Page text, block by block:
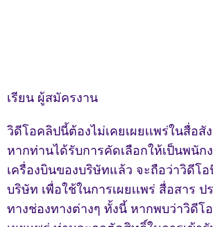
เรียน ผู้สมัครงาน
วิดีโอคลิปนี้ต้องไม่เคยเผยเเพร่ในสื่อ
หากท่านได้รับการคัดเลือกให้เป็นพนัก
เครื่องบินของบริษัทแล้ว จะถือว่าวิดีโ
บริษัท เพื่อใช้ในการเผยเเพร่ สื่อสาร
ทางช่องทางต่างๆ ทั้งนี้ หากพบว่าวิดีโ